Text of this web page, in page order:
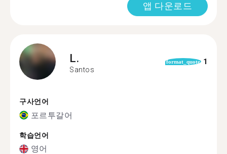
앱 다운로드
L.
Santos
format_quote 1
구사언어
포르투갈어
학습언어
영어